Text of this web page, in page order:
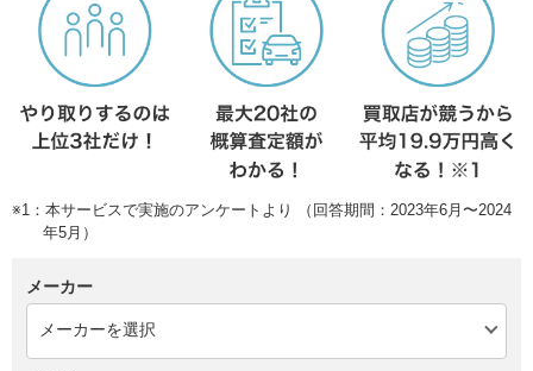
※1：本サービスで実施のアンケートより （回答期間：2023年6月〜2024
年5月）
メーカー